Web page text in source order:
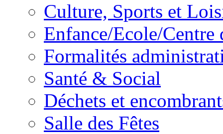
Culture, Sports et
Enfance/Ecole/Centre
Formalités
Santé & Social
Déchets et
Salle des Fêtes